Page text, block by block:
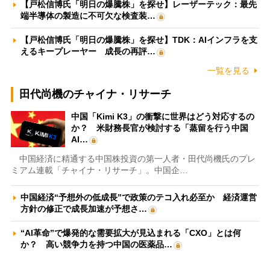
【戸松信博氏「明日の爆騰株」を探せ】レーザーテック：最先
端半導体の製造に不可欠な検査装…
【戸松信博氏「明日の爆騰株」を探せ】TDK：AIインフラを支
えるキープレーヤー 成長の再評…
一覧を見る
田代尚機のチャイナ・リサーチ
中国「Kimi K3」の衝撃に世界はどう対応するの
か？ 米財務長官が検討する「蒸留を行う中国
AI…
中国経済に精通する中国株投資の第一人者・田代尚機氏のプレ
ミアム連載「チャイナ・リサーチ」。中国企…
中国経済“予想外の低成長”で政策のテコ入れ必至か 経済運営
方針の修正で成長加速が予想さ…
“AI革命”で爆発的な需要拡大が見込まれる「CXO」とは何
か？ 高い競争力を持つ中国の医薬品…